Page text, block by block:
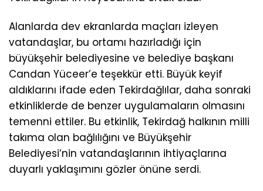
Alanlarda dev ekranlarda maçları izleyen
vatandaşlar, bu ortamı hazırladığı için
büyükşehir belediyesine ve belediye başkanı
Candan Yüceer’e teşekkür etti. Büyük keyif
aldıklarını ifade eden Tekirdağlılar, daha sonraki
etkinliklerde de benzer uygulamaların olmasını
temenni ettiler. Bu etkinlik, Tekirdağ halkının milli
takıma olan bağlılığını ve Büyükşehir
Belediyesi’nin vatandaşlarının ihtiyaçlarına
duyarlı yaklaşımını gözler önüne serdi.